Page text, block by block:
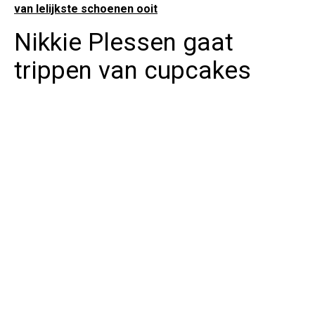
van lelijkste schoenen ooit
Nikkie Plessen gaat
trippen van cupcakes